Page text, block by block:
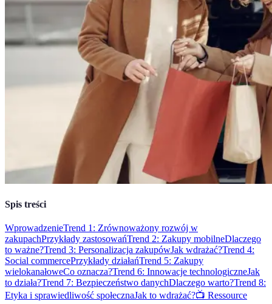
Spis treści
WprowadzenieTrend 1: Zrównoważony rozwój w
zakupachPrzykłady zastosowańTrend 2: Zakupy mobilneDlaczego
to ważne?Trend 3: Personalizacja zakupówJak wdrażać?Trend 4:
Social commercePrzykłady działańTrend 5: Zakupy
wielokanałoweCo oznacza?Trend 6: Innowacje technologiczneJak
to działa?Trend 7: Bezpieczeństwo danychDlaczego warto?Trend 8:
Etyka i sprawiedliwość społecznaJak to wdrażać?📺 Ressource